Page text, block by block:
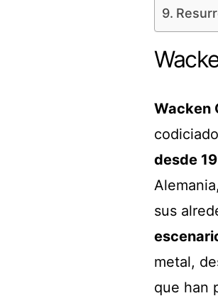
Wacken
desde
sus
metal,
que han